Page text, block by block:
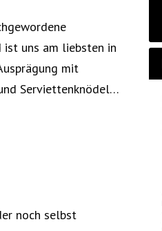
uns am liebsten in
mit
Serviettenknödel…
noch selbst